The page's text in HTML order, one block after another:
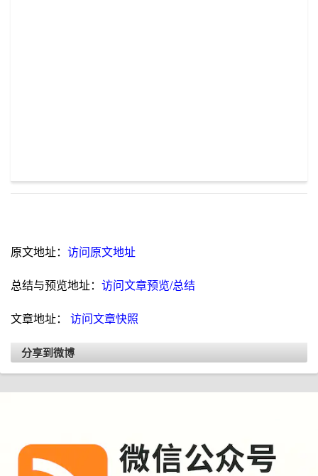
原文地址： 访问原文地址
总结与预览地址： 访问文章预览/总结
文章地址： 访问文章快照
分享到微博